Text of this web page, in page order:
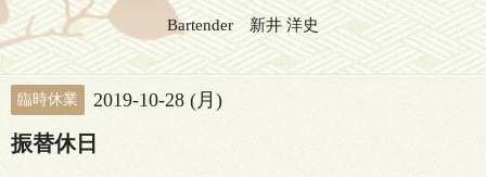
Bartender 新井 洋史
臨時休業 2019-10-28 (月)
振替休日